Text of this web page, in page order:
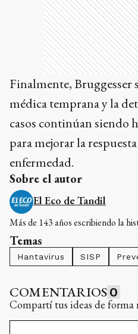
Finalmente, Bruggesser
médica temprana y la
casos continúan siendo
para mejorar la
enfermedad.
Sobre el autor
El Eco de Tandil
Más de 143 años escribiendo la
Temas
Hantavirus SISP
COMENTARIOS 0
Compartí tus ideas de forma